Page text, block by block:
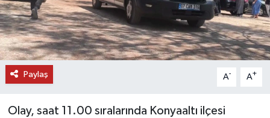
Paylaş A- A+
Olay, saat 11.00 sıralarında Konyaaltı ilçesi
TURİZM
RÖPORTAJ